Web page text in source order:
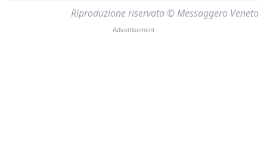
Riproduzione riservata © Messaggero Veneto